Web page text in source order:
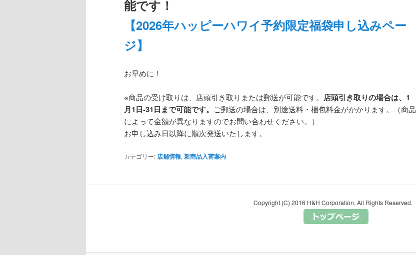
能です！
【2026年ハッピーハワイ予約限定福袋申し込みペー
ジ】
お早めに！
※商品の受け取りは、店頭引き取りまたは郵送が可能です。 店頭引き取りの場合は、1
月1日-31日まで可能です。 ご郵送の場合は、別途送料・梱包料金がかかります。（商品
によって金額が異なりますのでお問い合わせください。）
お申し込み日以降に順次発送いたします。
カテゴリー: 店舗情報, 新商品入荷案内
Copyright (C) 2016 H&H Corporation. All Rights Reserved.